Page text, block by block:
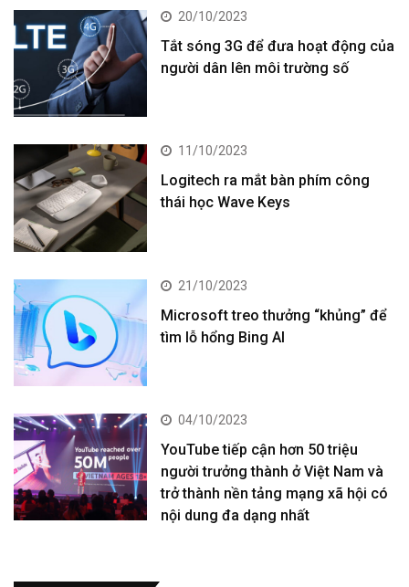
20/10/2023
Tắt sóng 3G để đưa hoạt động của
người dân lên môi trường số
11/10/2023
Logitech ra mắt bàn phím công
thái học Wave Keys
21/10/2023
Microsoft treo thưởng “khủng” để
tìm lỗ hổng Bing AI
04/10/2023
YouTube tiếp cận hơn 50 triệu
người trưởng thành ở Việt Nam và
trở thành nền tảng mạng xã hội có
nội dung đa dạng nhất